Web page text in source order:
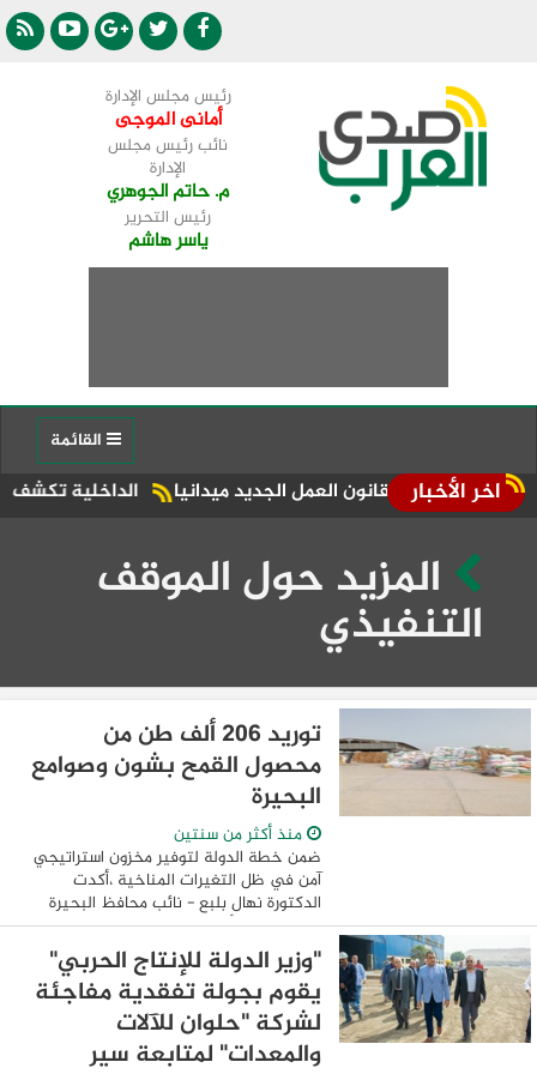
رئيس مجلس الإدارة
أمانى الموجى
نائب رئيس مجلس
الإدارة
م. حاتم الجوهري
رئيس التحرير
ياسر هاشم
اخر الأخبار الداخلية تكشف حقيقة قانون العمل الجديد ميدانيا
المزيد حول الموقف
التنفيذي
توريد 206 ألف طن من
محصول القمح بشون وصوامع
البحيرة
منذ أكثر من سنتين
ضمن خطة الدولة لتوفير مخزون استراتيجي
آمن في ظل التغيرات المناخية ،أكدت
الدكتورة نهال بلبع - نائب محافظ البحيرة
على استمرار أعمال توريد محصول القمح
لموسم حصاد 2024. مشيرة إلى أن إجمالي ما
تم ...
"وزير الدولة للإنتاج الحربي"
يقوم بجولة تفقدية مفاجئة
لشركة "حلوان للآلات
والمعدات" لمتابعة سير